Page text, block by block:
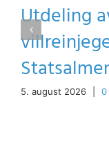
Utdeling
5. august 2026 0